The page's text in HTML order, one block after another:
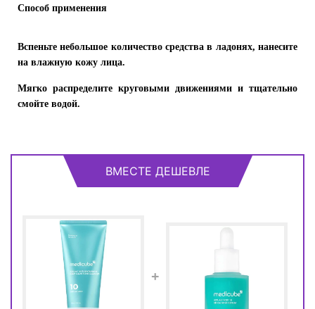
Способ применения
Вспеньте небольшое количество средства в ладонях, нанесите
на влажную кожу лица.
Мягко распределите круговыми движениями и тщательно
смойте водой.
ВМЕСТЕ ДЕШЕВЛЕ
+